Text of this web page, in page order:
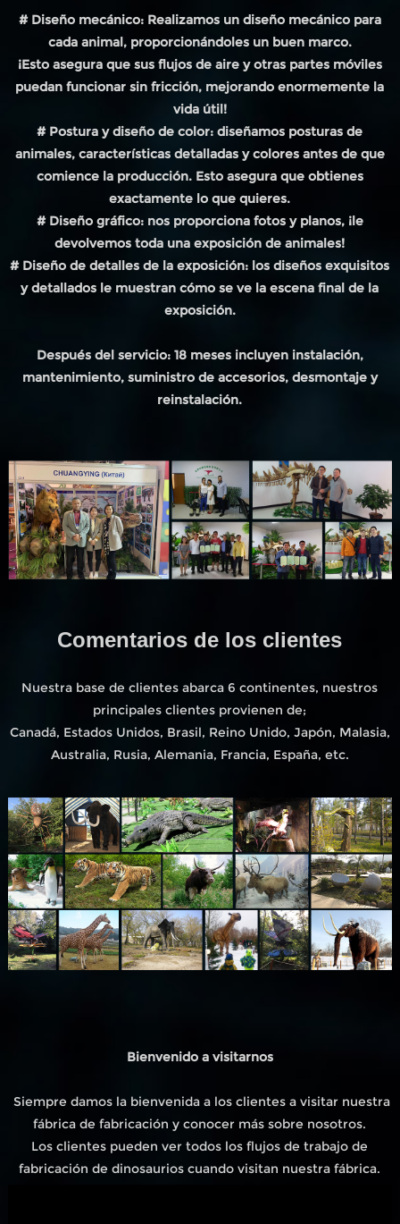
# Diseño mecánico: Realizamos un diseño mecánico para
cada animal, proporcionándoles un buen marco.
¡Esto asegura que sus flujos de aire y otras partes móviles
puedan funcionar sin fricción, mejorando enormemente la
vida útil!
# Postura y diseño de color: diseñamos posturas de
animales, características detalladas y colores antes de que
comience la producción. Esto asegura que obtienes
exactamente lo que quieres.
# Diseño gráfico: nos proporciona fotos y planos, ¡le
devolvemos toda una exposición de animales!
# Diseño de detalles de la exposición: los diseños exquisitos
y detallados le muestran cómo se ve la escena final de la
exposición.
Después del servicio: 18 meses incluyen instalación,
mantenimiento, suministro de accesorios, desmontaje y
reinstalación.
Comentarios de los clientes
Nuestra base de clientes abarca 6 continentes, nuestros
principales clientes provienen de;
Canadá, Estados Unidos, Brasil, Reino Unido, Japón, Malasia,
Australia, Rusia, Alemania, Francia, España, etc.
Bienvenido a visitarnos
Siempre damos la bienvenida a los clientes a visitar nuestra
fábrica de fabricación y conocer más sobre nosotros.
Los clientes pueden ver todos los flujos de trabajo de
fabricación de dinosaurios cuando visitan nuestra fábrica.